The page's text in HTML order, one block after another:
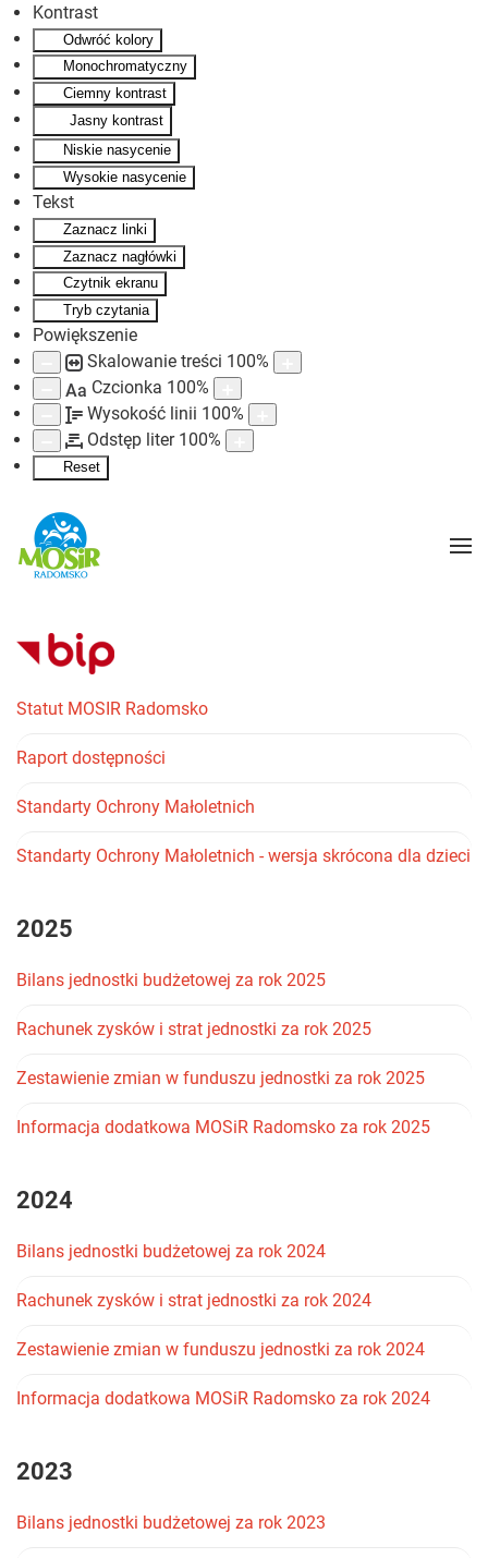
Kontrast
Odwróć kolory
Monochromatyczny
Ciemny kontrast
Jasny kontrast
Niskie nasycenie
Wysokie nasycenie
Tekst
Zaznacz linki
Zaznacz nagłówki
Czytnik ekranu
Tryb czytania
Powiększenie
Skalowanie treści 100%
Aa Czcionka 100%
Wysokość linii 100%
Odstęp liter 100%
Reset
Skip to main content
Statut MOSIR Radomsko
Raport dostępności
Standarty Ochrony Małoletnich
Standarty Ochrony Małoletnich - wersja skrócona dla dzieci
2025
Bilans jednostki budżetowej za rok 2025
Rachunek zysków i strat jednostki za rok 2025
Zestawienie zmian w funduszu jednostki za rok 2025
Informacja dodatkowa MOSiR Radomsko za rok 2025
2024
Bilans jednostki budżetowej za rok 2024
Rachunek zysków i strat jednostki za rok 2024
Zestawienie zmian w funduszu jednostki za rok 2024
Informacja dodatkowa MOSiR Radomsko za rok 2024
2023
Bilans jednostki budżetowej za rok 2023